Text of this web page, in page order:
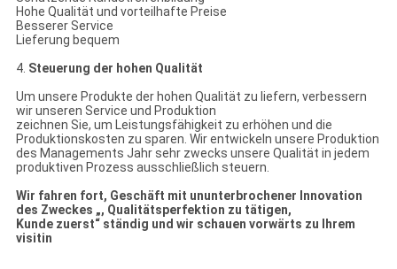
Hohe Qualität und vorteilhafte Preise
Besserer Service
Lieferung bequem
4. Steuerung der hohen Qualität
Um unsere Produkte der hohen Qualität zu liefern, verbessern
wir unseren Service und Produktion
zeichnen Sie, um Leistungsfähigkeit zu erhöhen und die
Produktionskosten zu sparen. Wir entwickeln unsere Produktion
des Managements Jahr sehr zwecks unsere Qualität in jedem
produktiven Prozess ausschließlich steuern.
Wir fahren fort, Geschäft mit ununterbrochener Innovation
des Zweckes „, Qualitätsperfektion zu tätigen,
Kunde zuerst“ ständig und wir schauen vorwärts zu Ihrem
visitin